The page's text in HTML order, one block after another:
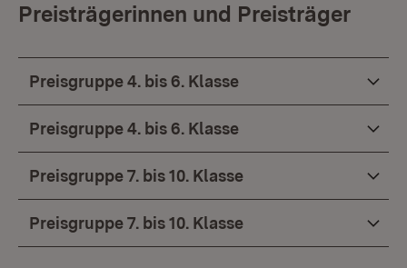
Preisträgerinnen und Preisträger
Preisgruppe 4. bis 6. Klasse
Preisgruppe 4. bis 6. Klasse
Preisgruppe 7. bis 10. Klasse
Preisgruppe 7. bis 10. Klasse